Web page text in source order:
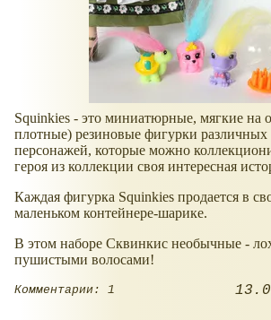
Squinkies - это миниатюрные, мягкие на
плотные) резиновые фигурки различных
персонажей, которые можно
героя из коллекции своя интересная
Каждая фигурка Squinkies продается в
маленьком контейнере-шарике.
В этом наборе Сквинкис необычные -
пушистыми волосами!
Комментарии: 1